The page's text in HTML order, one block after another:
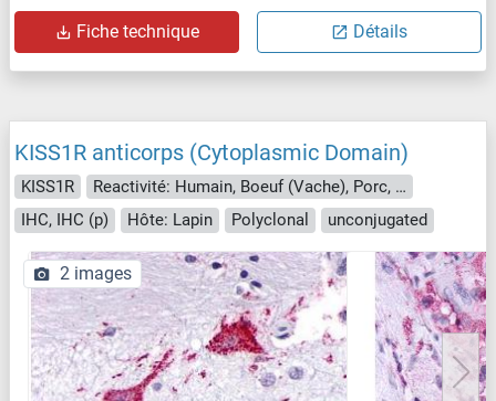
Fiche technique Détails
KISS1R anticorps (Cytoplasmic Domain)
KISS1R
Reactivité: Humain, Boeuf (Vache), Porc, Chévre
IHC, IHC (p)
Hôte: Lapin Polyclonal unconjugated
2 images